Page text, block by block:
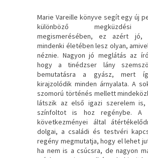
Marie Vareille könyve segít egy új
különböző megküzdési
megismerésében, ez azért jó,
mindenki életében lesz olyan,
néznie. Nagyon jó meglátás az
hogy a tinédzser lány
bemutatásra a gyász, mert
kirajzolódik minden árnyalata. A
szomorú történés mellett
látszik az első igazi szerelem
színfoltot is hoz regénybe. A
következményei által
dolgai, a családi és testvéri
regény megmutatja, hogy el lehet
ha nem is a csúcsra, de nagyon